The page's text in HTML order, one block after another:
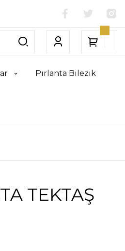
Pırlanta Bilezik
TEKTAŞ